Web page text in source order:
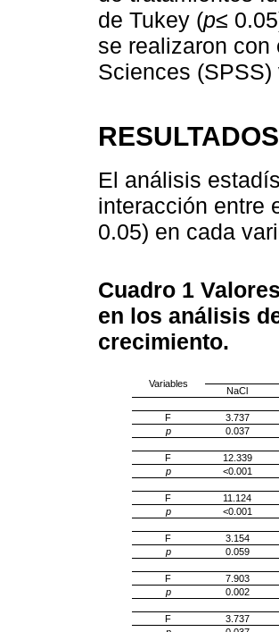
de Tukey (p≤
se realizaron
Sciences
El análisis
interacción entre
0.05) en cada
Cuadro 1
en los análisis
crecimiento.
Variables
NaCl
F 3.737
p
0.037
F 12.339
p
<0.001
F 11.124
p
<0.001
F 3.154
p
0.059
F 7.903
p
0.002
F 3.737